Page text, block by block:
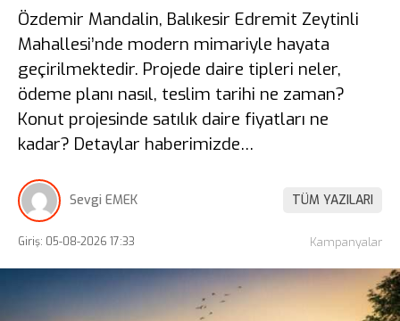
Özdemir Mandalin, Balıkesir Edremit Zeytinli
Mahallesi’nde modern mimariyle hayata
geçirilmektedir. Projede daire tipleri neler,
ödeme planı nasıl, teslim tarihi ne zaman?
Konut projesinde satılık daire fiyatları ne
kadar? Detaylar haberimizde…
Sevgi EMEK TÜM YAZILARI
Giriş: 05-08-2026 17:33 Kampanyalar